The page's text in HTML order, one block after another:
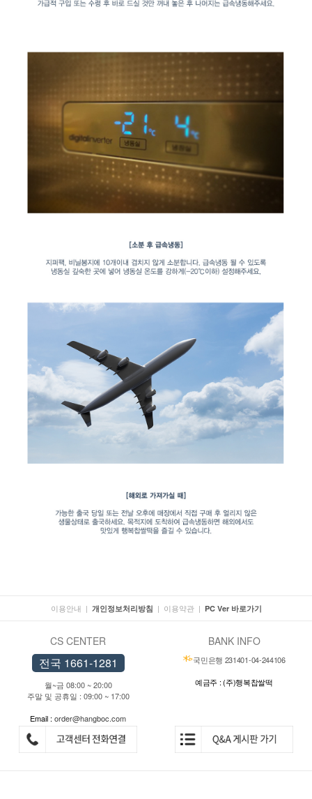
이용안내 | 개인정보처리방침 | 이용약관 | PC Ver 바로가기
CS CENTER
전국 1661-1281
월~금 08:00 ~ 20:00
주말 및 공휴일 : 09:00 ~ 17:00
Email : order@hangboc.com
BANK INFO
국민은행 231401-04-244106
예금주 : (주)행복찹쌀떡